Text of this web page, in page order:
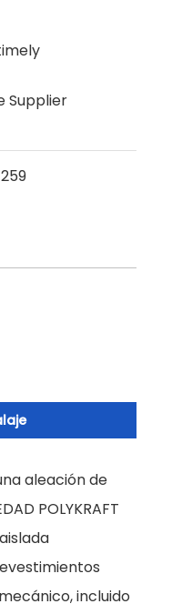
Supplier
aleación de
POLYKRAFT
incluido